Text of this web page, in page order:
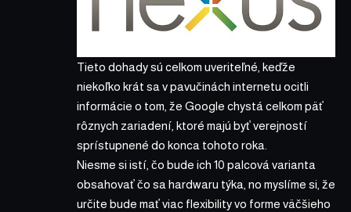
Tieto dohady sú celkom uveriteľné, keďže
niekoľko krát sa v pavučinách internetu ocitli
informácie o tom, že Google chystá celkom päť
rôznych zariadení, ktoré majú byť verejností
sprístupnené do konca tohoto roka.
Niesme si istí, čo bude ich 10 palcová varianta
obsahovať čo sa hardwaru týka, no myslíme si, že
určite bude mať viac flexibility vo forme väčšieho